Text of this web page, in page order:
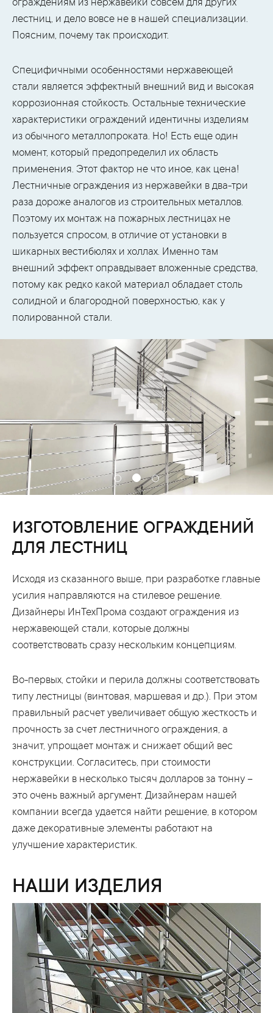
ограждениям из нержавейки совсем для других
лестниц, и дело вовсе не в нашей специализации.
Поясним, почему так происходит.
Специфичными особенностями нержавеющей
стали является эффектный внешний вид и высокая
коррозионная стойкость. Остальные технические
характеристики ограждений идентичны изделиям
из обычного металлопроката. Но! Есть еще один
момент, который предопределил их область
применения. Этот фактор не что иное, как цена!
Лестничные ограждения из нержавейки в два-три
раза дороже аналогов из строительных металлов.
Поэтому их монтаж на пожарных лестницах не
пользуется спросом, в отличие от установки в
шикарных вестибюлях и холлах. Именно там
внешний эффект оправдывает вложенные средства,
потому как редко какой материал обладает столь
солидной и благородной поверхностью, как у
полированной стали.
ИЗГОТОВЛЕНИЕ ОГРАЖДЕНИЙ
ДЛЯ ЛЕСТНИЦ
Исходя из сказанного выше, при разработке главные
усилия направляются на стилевое решение.
Дизайнеры ИнТехПрома создают ограждения из
нержавеющей стали, которые должны
соответствовать сразу нескольким концепциям.
Во-первых, стойки и перила должны соответствовать
типу лестницы (винтовая, маршевая и др.). При этом
правильный расчет увеличивает общую жесткость и
прочность за счет лестничного ограждения, а
значит, упрощает монтаж и снижает общий вес
конструкции. Согласитесь, при стоимости
нержавейки в несколько тысяч долларов за тонну –
это очень важный аргумент. Дизайнерам нашей
компании всегда удается найти решение, в котором
даже декоративные элементы работают на
улучшение характеристик.
НАШИ ИЗДЕЛИЯ